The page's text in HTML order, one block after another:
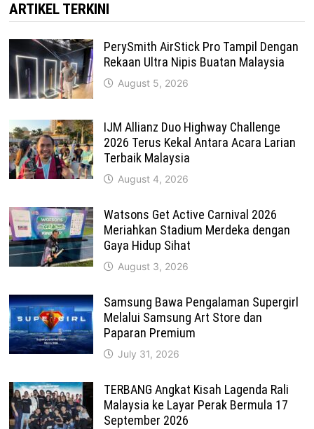
ARTIKEL TERKINI
PerySmith AirStick Pro Tampil Dengan
Rekaan Ultra Nipis Buatan Malaysia
August 5, 2026
IJM Allianz Duo Highway Challenge
2026 Terus Kekal Antara Acara Larian
Terbaik Malaysia
August 4, 2026
Watsons Get Active Carnival 2026
Meriahkan Stadium Merdeka dengan
Gaya Hidup Sihat
August 3, 2026
Samsung Bawa Pengalaman Supergirl
Melalui Samsung Art Store dan
Paparan Premium
July 31, 2026
TERBANG Angkat Kisah Lagenda Rali
Malaysia ke Layar Perak Bermula 17
September 2026